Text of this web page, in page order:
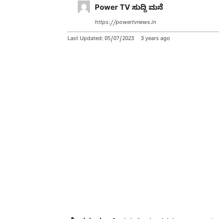
Power TV ಸುದ್ದಿ ಮನೆ
https://powertvnews.in
Last Updated: 05/07/2023 3 years ago